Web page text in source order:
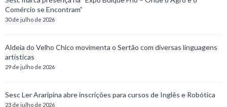
Comércio se Encontram”
30 de julho de 2026
Aldeia do Velho Chico movimenta o Sertão com diversas linguagens
artísticas
29 de julho de 2026
Sesc Ler Araripina abre inscrições para cursos de Inglês e Robótica
23 de julho de 2026